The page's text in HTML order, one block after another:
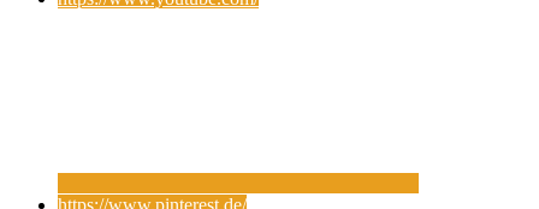
https://www.pinterest.de/